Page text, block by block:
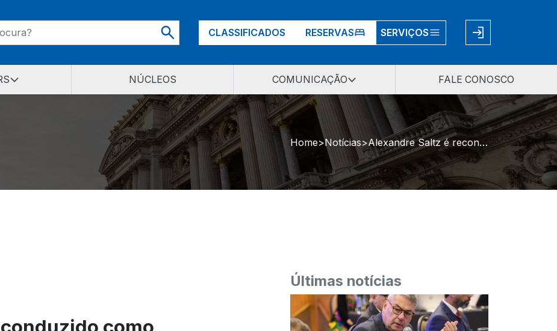
CLASSIFICADOS RESERVAS SERVIÇOS
NÚCLEOS COMUNICAÇÃO FALE CONOSCO
Home Notícias Alexandre Saltz é reconduzido como procurador-geral de Justiça
Últimas notícias